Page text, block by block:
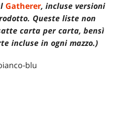
Gatherer, incluse versioni
Queste liste non
carta per carta, bensì
incluse in ogni mazzo.)
blu